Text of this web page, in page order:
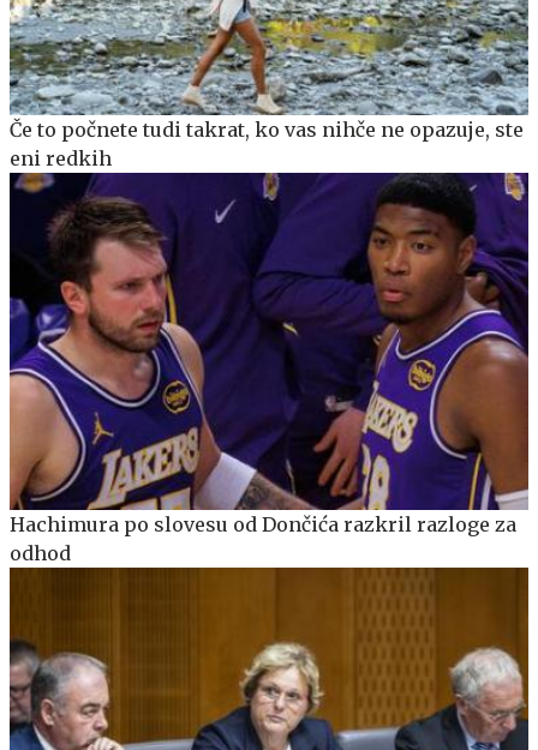
Če to počnete tudi takrat, ko vas nihče ne opazuje, ste
eni redkih
Hachimura po slovesu od Dončića razkril razloge za
odhod